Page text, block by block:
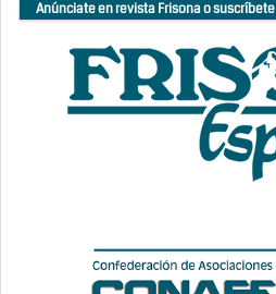
Anúnciate en revista Frisona o suscríbete